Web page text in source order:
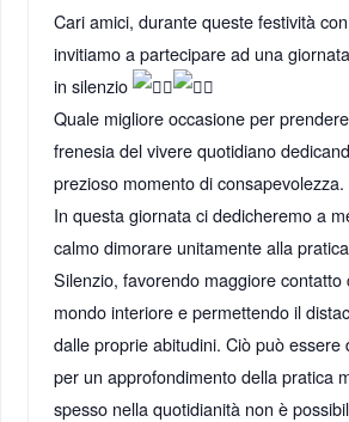
Cari amici, durante queste festività
invitiamo a partecipare ad una
in silenzio
Quale migliore occasione per
frenesia del vivere quotidiano
prezioso momento di consapevolezza.
In questa giornata ci dedicheremo a
calmo dimorare unitamente alla
Silenzio, favorendo maggiore contatto
mondo interiore e permettendo il
dalle proprie abitudini. Ciò può essere
per un approfondimento della pratica
spesso nella quotidianità non è